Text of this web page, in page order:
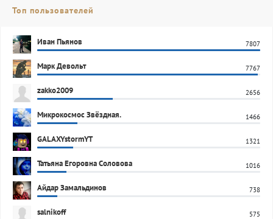
Топ пользователей
Иван Пьянов 7807
Марк Девольт 7767
zakko2009 2656
Микрокосмос Звёздная. 1466
GALAXYstormYT 1321
Татьяна Егоровна Соловова 1016
Айдар Замальдинов 738
salnikoff 575